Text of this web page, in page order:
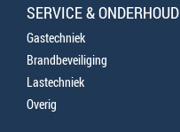
SERVICE & ONDERHOUD
Gastechniek
Brandbeveiliging
Lastechniek
Overig